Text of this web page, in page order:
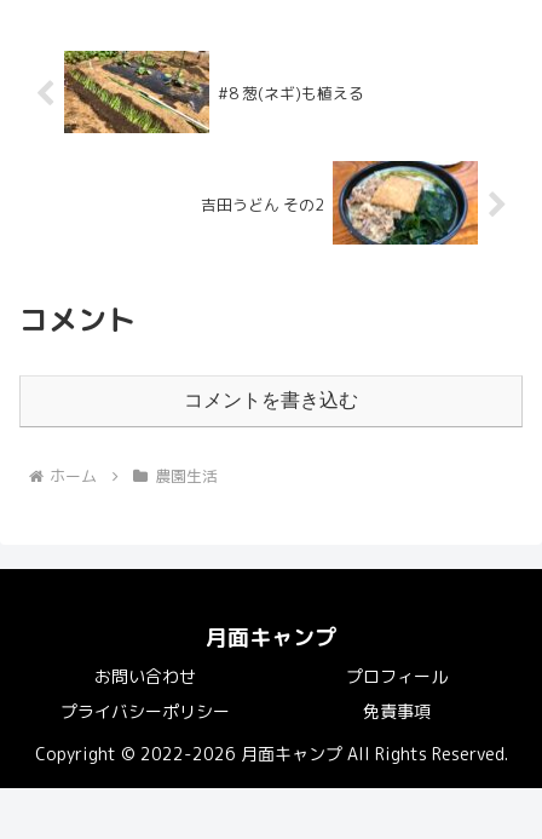
#8 葱(ネギ)も植える
吉田うどん その2
コメント
コメントを書き込む
ホーム 農園生活
月面キャンプ
お問い合わせ
プロフィール
プライバシーポリシー
免責事項
Copyright © 2022-2026 月面キャンプ All Rights Reserved.